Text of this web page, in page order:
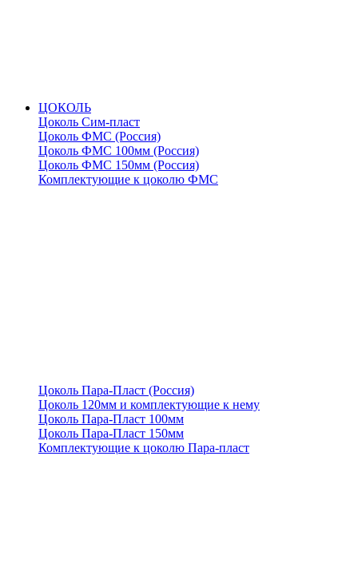
ЦОКОЛЬ
Цоколь Сим-пласт
Цоколь ФМС (Россия)
Цоколь ФМС 100мм (Россия)
Цоколь ФМС 150мм (Россия)
Комплектующие к цоколю ФМС
Цоколь Пара-Пласт (Россия)
Цоколь 120мм и комплектующие к нему
Цоколь Пара-Пласт 100мм
Цоколь Пара-Пласт 150мм
Комплектующие к цоколю Пара-пласт